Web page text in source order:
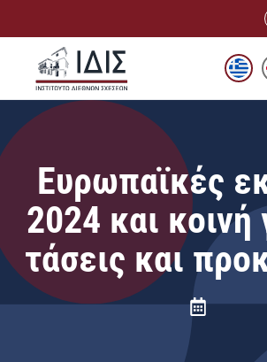
περιεχόμενο
Ευρωπαϊκές
2024 και
τάσεις και